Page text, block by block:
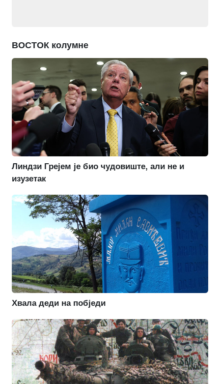
ВОСТОК колумне
Линдзи Грејем је био чудовиште, али не и
изузетак
Хвала деди на побједи